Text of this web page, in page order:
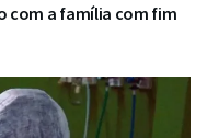
com a família com fim